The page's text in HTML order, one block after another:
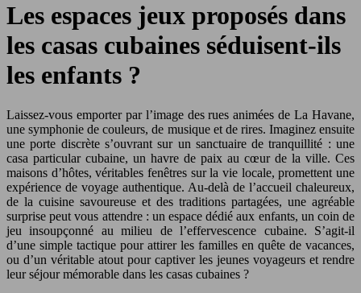
Les espaces jeux proposés dans
les casas cubaines séduisent-ils
les enfants ?
Laissez-vous emporter par l’image des rues animées de La Havane,
une symphonie de couleurs, de musique et de rires. Imaginez ensuite
une porte discrète s’ouvrant sur un sanctuaire de tranquillité : une
casa particular cubaine, un havre de paix au cœur de la ville. Ces
maisons d’hôtes, véritables fenêtres sur la vie locale, promettent une
expérience de voyage authentique. Au-delà de l’accueil chaleureux,
de la cuisine savoureuse et des traditions partagées, une agréable
surprise peut vous attendre : un espace dédié aux enfants, un coin de
jeu insoupçonné au milieu de l’effervescence cubaine. S’agit-il
d’une simple tactique pour attirer les familles en quête de vacances,
ou d’un véritable atout pour captiver les jeunes voyageurs et rendre
leur séjour mémorable dans les casas cubaines ?